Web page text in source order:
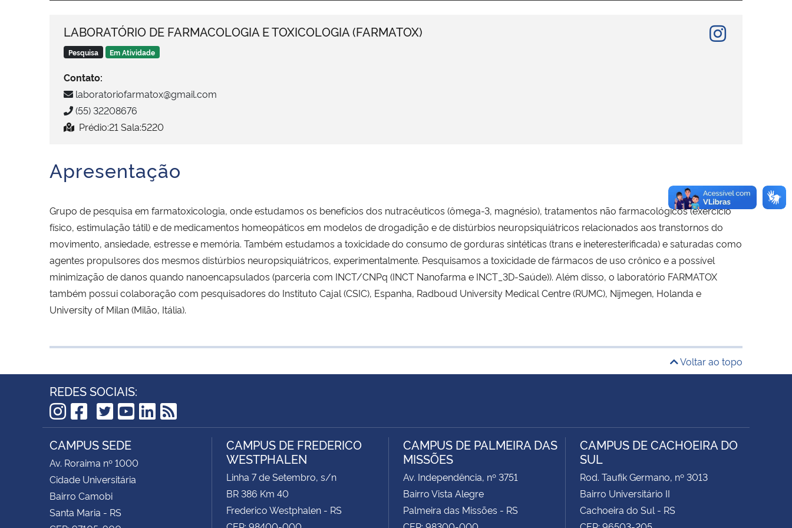
LABORATÓRIO DE FARMACOLOGIA E TOXICOLOGIA (FARMATOX)
Pesquisa Em Atividade
Contato:
laboratoriofarmatox@gmail.com
(55) 32208676
Prédio:21 Sala:5220
Apresentação
Grupo de pesquisa em farmatoxicologia, onde estudamos os benefícios dos nutracêuticos (ômega-3, magnésio), tratamentos não farmacológicos (exercício
físico, estimulação tátil) e de medicamentos homeopáticos em modelos de drogadição e de distúrbios neuropsiquiátricos relacionados aos transtornos do
movimento, ansiedade, estresse e memória. Também estudamos a toxicidade do consumo de gorduras sintéticas (trans e ineteresterificada) e saturadas como
agentes propulsores dos mesmos distúrbios neuropsiquiátricos, experimentalmente. Pesquisamos a toxicidade de fármacos de uso crônico e a possível
minimização de danos quando nanoencapsulados (parceria com INCT/CNPq (INCT Nanofarma e INCT_3D-Saúde)). Além disso, o laboratório FARMATOX
também possui colaboração com pesquisadores do Instituto Cajal (CSIC), Espanha, Radboud University Medical Centre (RUMC), Nijmegen, Holanda e
University of Milan (Milão, Itália).
Voltar ao topo
REDES SOCIAIS:
Instagram
Facebook
TikTok
Twitter
YouTube
LinkedIn
RSS
CAMPUS SEDE
Av. Roraima nº 1000
Cidade Universitária
Bairro Camobi
Santa Maria - RS
CAMPUS DE FREDERICO
WESTPHALEN
Linha 7 de Setembro, s/n
BR 386 Km 40
Frederico Westphalen - RS
CAMPUS DE PALMEIRA DAS
MISSÕES
Av. Independência, nº 3751
Bairro Vista Alegre
Palmeira das Missões - RS
CAMPUS DE CACHOEIRA DO
SUL
Rod. Taufik Germano, nº 3013
Bairro Universitário II
Cachoeira do Sul - RS